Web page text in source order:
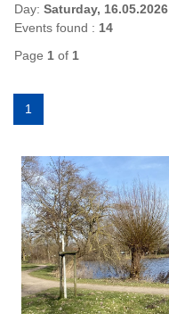
Day: Saturday, 16.05.2026
Events found : 14
Page 1 of 1
1